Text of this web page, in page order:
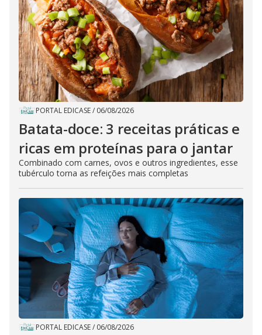
PORTAL EDICASE/ 06/08/2026
Batata-doce: 3 receitas práticas e
ricas em proteínas para o jantar
Combinado com carnes, ovos e outros ingredientes, esse
tubérculo torna as refeições mais completas
PORTAL EDICASE/ 06/08/2026